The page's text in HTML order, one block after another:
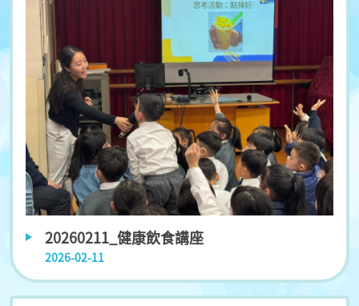
20260211_健康飲食講座
2026-02-11